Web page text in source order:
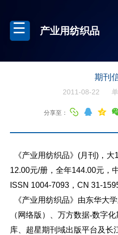
产业用纺织品
期刊
2011-08-22
分享至：
《产业用纺织品》 (月刊 ) ，大
12.00元/册，全年144.00元，
ISSN 1004-7093 ， CN 31-
《产业用纺织品》由东华大
（网络版）、万方数据-数字化
库、超星期刊域出版平台及长